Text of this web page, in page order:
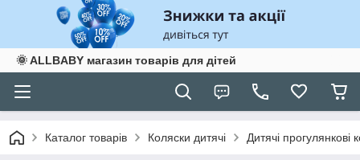
🌞 ALLBABY магазин товарів для дітей
Каталог товарів Коляски дитячі Дитячі прогулянкові